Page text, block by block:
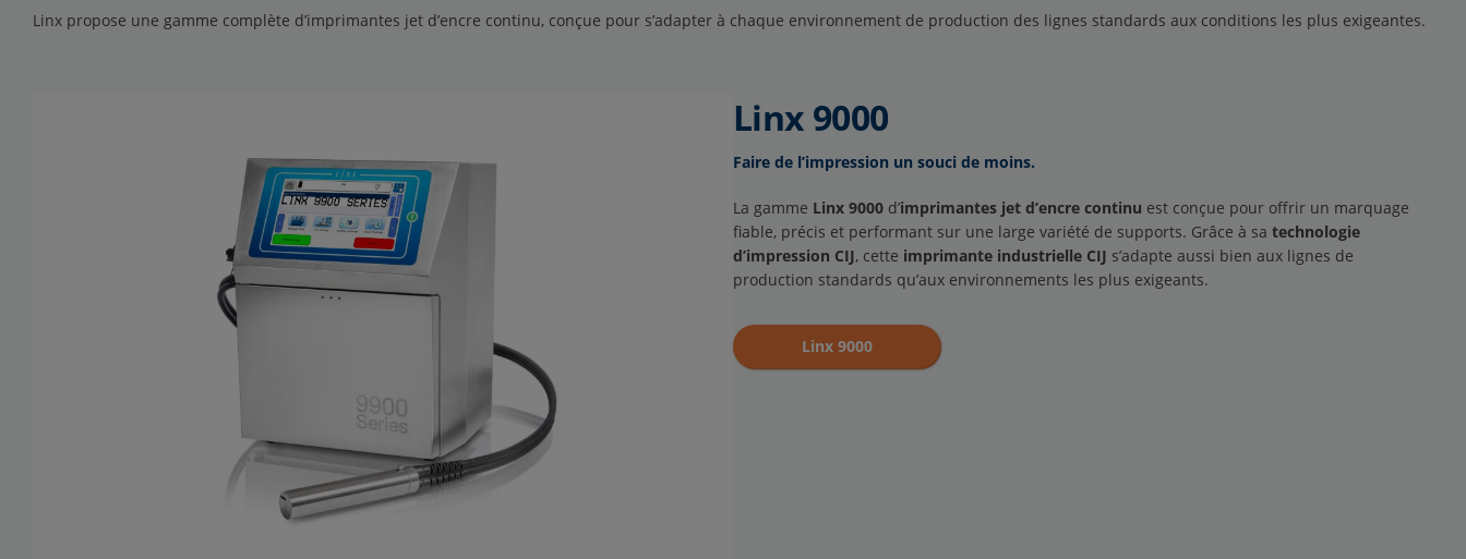
Linx propose une gamme complète d’imprimantes jet d’encre continu, conçue pour s’adapter à chaque environnement de production des lignes standards aux conditions les plus exigeantes.
Linx 9000
Faire de l’impression un souci de moins.
La gamme Linx 9000 d’imprimantes jet d’encre continu est conçue pour offrir un marquage
fiable, précis et performant sur une large variété de supports. Grâce à sa technologie
d’impression CIJ, cette imprimante industrielle CIJ s’adapte aussi bien aux lignes de
production standards qu’aux environnements les plus exigeants.
Linx 9000